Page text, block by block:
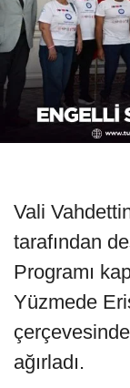
Vali
tarafından
Programı
Yüzmede
ağırladı.